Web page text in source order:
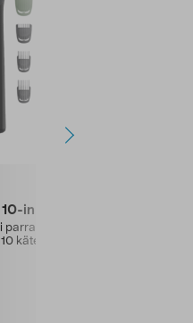
in-1
kätevää